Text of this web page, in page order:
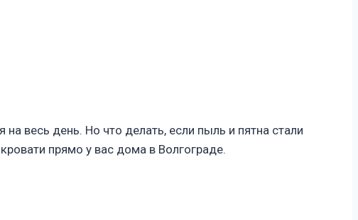
весь день. Но что делать, если пыль и пятна стали
прямо у вас дома в Волгограде.